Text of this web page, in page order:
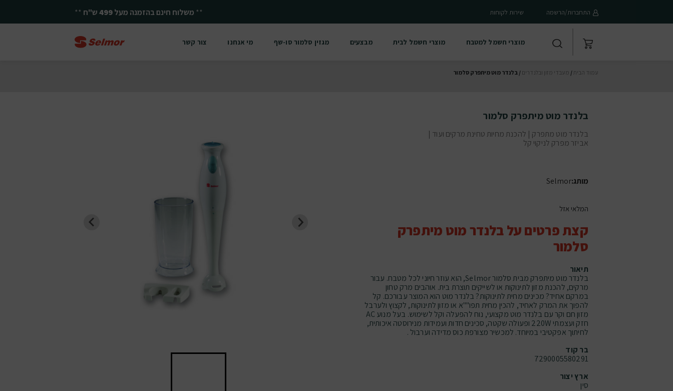
התחברות/הרשמה שירות לקוחות **יחד ננצח! **
מוצרי חשמל למטבח מוצרי חשמל לבית מבצעים מגזין סלמור סו-שף מי אנחנו צור קשר
עמוד הבית / מעבדי מזון ובלנדרים / בלנדר מוט מיתפרק סלמור
בלנדר מוט מיתפרק סלמור
בלנדר מוט מתפרק | להכנת מחיות טחינת מרקים ועוד |
אביזר מפרק לניקוי קל
מותג:Selmor
המלאי אזל
קצת פרטים על בלנדר מוט מיתפרק
סלמור
תיאור
בלנדר מוט מיתפרק מבית סלמור Selmor, הוא עוזר חיוני לכל מטבח. עבור
מרקים, להכנת מזון לתינוקות או לשייקים תוצרת בית. אוהבים מרק טחון
במרקם אחיד? מכינים מחית לתינוקות? בלנדר מוט הוא המוצר עבורכם. קל
להפוך את המרק לאחיד, להכין מחית תפו""א או מזון לתינוקות, לקצוץ ולערבל
מזון חם וקר עם בלנדר מוט מקצועי, נוח להפעלה וקל לשימוש. בעל מנוע AC
חזק ועצמתי 220W ופעולה שקטה, סכינים חדות ועמידות מנירוסטה איכותית,
לחיתוך אפקטיבי במיוחד. למכשיר מצורפת כוס מדידה וערבול .
בר קוד
7290005580291
ארץ יצור
סין